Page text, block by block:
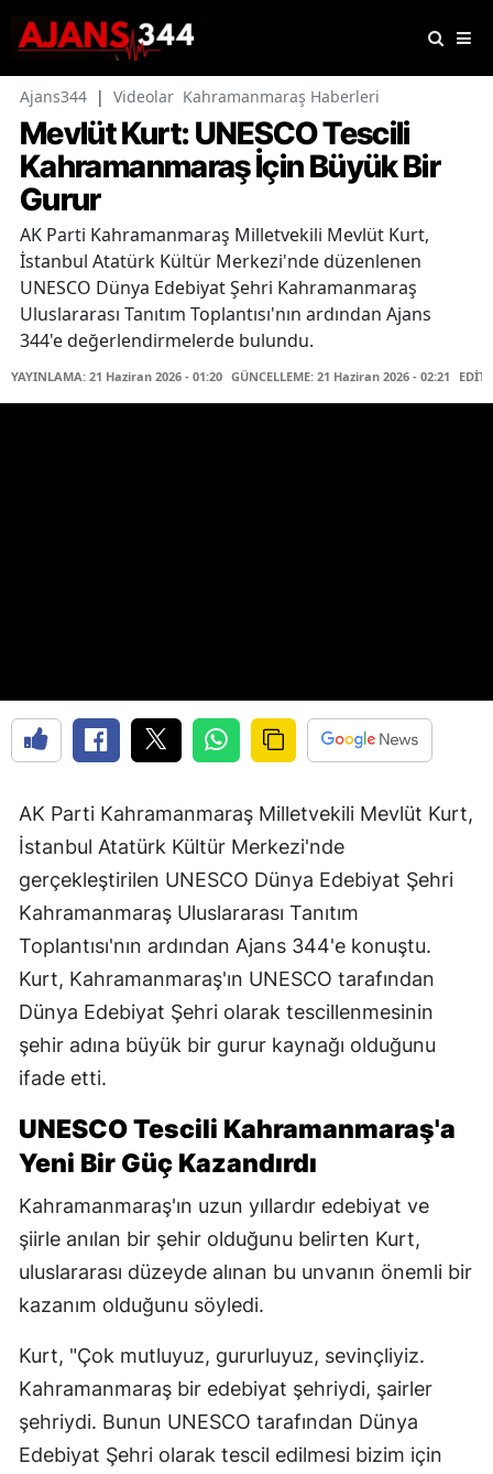
Ajans344 | Videolar Kahramanmaraş Haberleri
Mevlüt Kurt: UNESCO Tescili
Kahramanmaraş İçin Büyük Bir
Gurur
AK Parti Kahramanmaraş Milletvekili Mevlüt Kurt,
İstanbul Atatürk Kültür Merkezi'nde düzenlenen
UNESCO Dünya Edebiyat Şehri Kahramanmaraş
Uluslararası Tanıtım Toplantısı'nın ardından Ajans
344'e değerlendirmelerde bulundu.
YAYINLAMA: 21 Haziran 2026 - 01:20 GÜNCELLEME: 21 Haziran 2026 - 02:21
AK Parti Kahramanmaraş Milletvekili Mevlüt Kurt,
İstanbul Atatürk Kültür Merkezi'nde
gerçekleştirilen UNESCO Dünya Edebiyat Şehri
Kahramanmaraş Uluslararası Tanıtım
Toplantısı'nın ardından Ajans 344'e konuştu.
Kurt, Kahramanmaraş'ın UNESCO tarafından
Dünya Edebiyat Şehri olarak tescillenmesinin
şehir adına büyük bir gurur kaynağı olduğunu
ifade etti.
UNESCO Tescili Kahramanmaraş'a
Yeni Bir Güç Kazandırdı
Kahramanmaraş'ın uzun yıllardır edebiyat ve
şiirle anılan bir şehir olduğunu belirten Kurt,
uluslararası düzeyde alınan bu unvanın önemli bir
kazanım olduğunu söyledi.
Kurt, "Çok mutluyuz, gururluyuz, sevinçliyiz.
Kahramanmaraş bir edebiyat şehriydi, şairler
şehriydi. Bunun UNESCO tarafından Dünya
Edebiyat Şehri olarak tescil edilmesi bizim için